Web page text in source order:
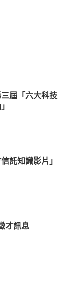
屆「六大科技
託知識影片」
才訊息